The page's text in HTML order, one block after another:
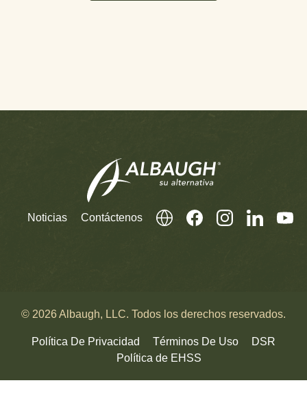
Noticias Contáctenos
© 2026 Albaugh, LLC. Todos los derechos reservados.
Política De Privacidad Términos De Uso
DSR
Política de EHSS